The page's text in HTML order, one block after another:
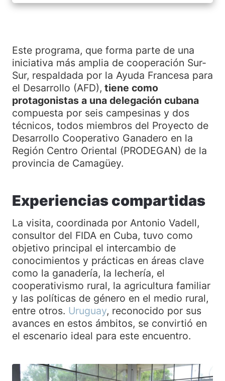
Este programa, que forma parte de una
iniciativa más amplia de cooperación Sur-
Sur, respaldada por la Ayuda Francesa para
el Desarrollo (AFD), tiene como
protagonistas a una delegación cubana
compuesta por seis campesinas y dos
técnicos, todos miembros del Proyecto de
Desarrollo Cooperativo Ganadero en la
Región Centro Oriental (PRODEGAN) de la
provincia de Camagüey.
Experiencias compartidas
La visita, coordinada por Antonio Vadell,
consultor del FIDA en Cuba, tuvo como
objetivo principal el intercambio de
conocimientos y prácticas en áreas clave
como la ganadería, la lechería, el
cooperativismo rural, la agricultura familiar
y las políticas de género en el medio rural,
entre otros. Uruguay, reconocido por sus
avances en estos ámbitos, se convirtió en
el escenario ideal para este encuentro.